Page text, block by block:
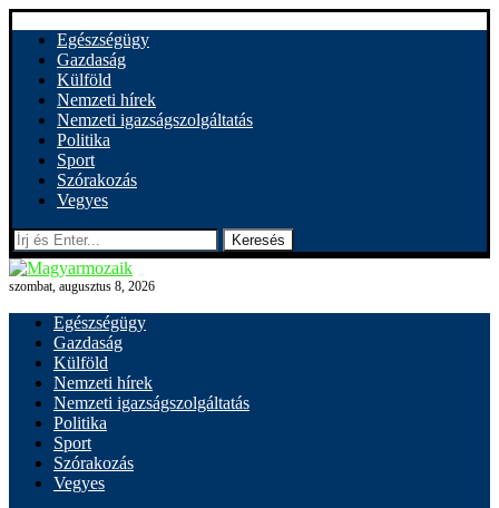
Egészségügy
Gazdaság
Külföld
Nemzeti hírek
Nemzeti igazságszolgáltatás
Politika
Sport
Szórakozás
Vegyes
Keresés
szombat, augusztus 8, 2026
Egészségügy
Gazdaság
Külföld
Nemzeti hírek
Nemzeti igazságszolgáltatás
Politika
Sport
Szórakozás
Vegyes